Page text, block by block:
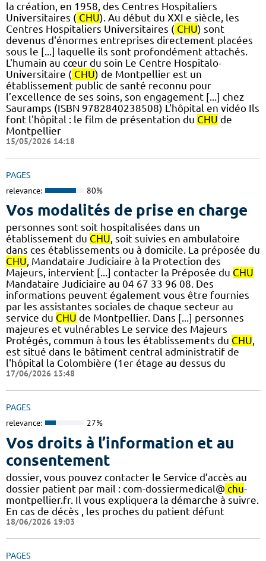
la création, en 1958, des Centres Hospitaliers
Universitaires ( CHU). Au début du XXI e siècle, les
Centres Hospitaliers Universitaires ( CHU) sont
devenus d'énormes entreprises directement placées
sous le [...] laquelle ils sont profondément attachés.
L'humain au cœur du soin Le Centre Hospitalo-
Universitaire ( CHU) de Montpellier est un
établissement public de santé reconnu pour
l’excellence de ses soins, son engagement [...] chez
Sauramps (ISBN 9782840238508) L'hôpital en vidéo Ils
font l'hôpital : le film de présentation du CHU de
Montpellier
15/05/2026 14:18
PAGES
relevance: 80%
Vos modalités de prise en charge
personnes sont soit hospitalisées dans un
établissement du CHU, soit suivies en ambulatoire
dans ces établissements ou à domicile. La préposée du
CHU, Mandataire Judiciaire à la Protection des
Majeurs, intervient [...] contacter la Préposée du CHU
Mandataire Judiciaire au 04 67 33 96 08. Des
informations peuvent également vous être fournies
par les assistantes sociales de chaque secteur au
service du CHU de Montpellier. Dans [...] personnes
majeures et vulnérables Le service des Majeurs
Protégés, commun à tous les établissements du CHU,
est situé dans le bâtiment central administratif de
l'hôpital la Colombière (1er étage au dessus du
17/06/2026 13:48
PAGES
relevance: 27%
Vos droits à l’information et au
consentement
dossier, vous pouvez contacter le Service d’accès au
dossier patient par mail : com-dossiermedical@ chu-
montpellier.fr. Il vous expliquera la démarche à suivre.
En cas de décès , les proches du patient défunt
18/06/2026 19:03
PAGES